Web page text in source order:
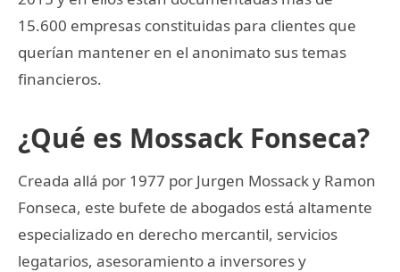
15.600 empresas constituidas para clientes que
querían mantener en el anonimato sus temas
financieros.
¿Qué es Mossack Fonseca?
Creada allá por 1977 por Jurgen Mossack y Ramon
Fonseca, este bufete de abogados está altamente
especializado en derecho mercantil, servicios
legatarios, asesoramiento a inversores y